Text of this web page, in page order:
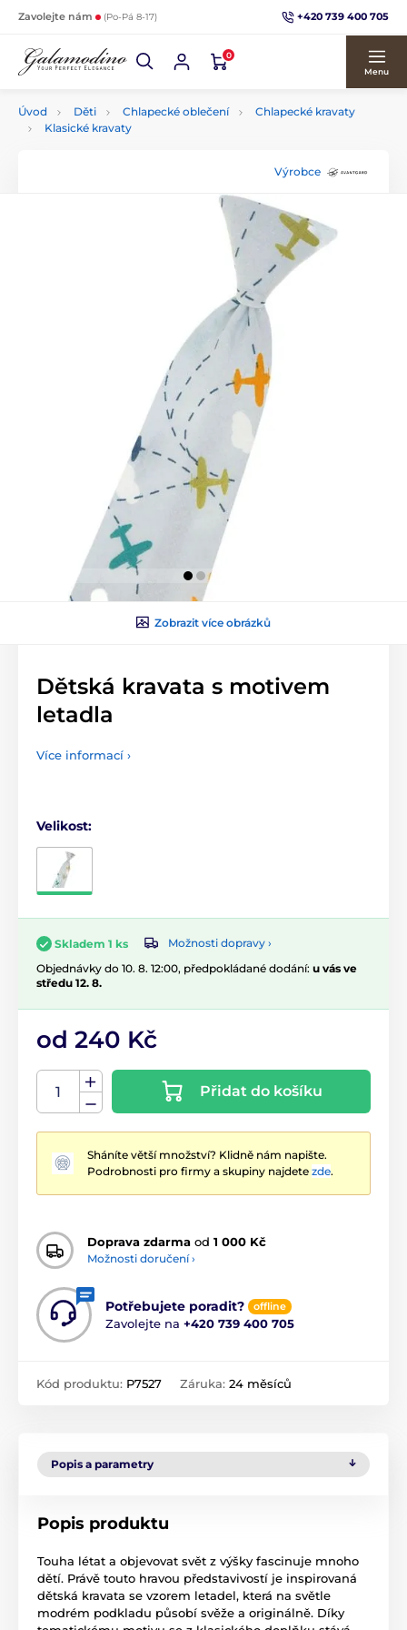
Zavolejte nám (Po-Pá 8-17) +420 739 400 705
0
Menu
Úvod Děti Chlapecké oblečení
Chlapecké kravaty
Klasické kravaty
Výrobce
Zobrazit více obrázků
Dětská kravata s motivem
letadla
Více informací ›
Velikost:
Skladem 1 ks
Možnosti dopravy ›
Objednávky do 10. 8. 12:00, předpokládané dodání: u vás ve
středu 12. 8.
od 240 Kč
Přidat do košíku
Sháníte větší množství? Klidně nám napište.
Podrobnosti pro firmy a skupiny najdete zde.
Doprava zdarma od 1 000 Kč
Možnosti doručení ›
Potřebujete poradit? offline
Zavolejte na +420 739 400 705
Kód produktu: P7527 Záruka: 24 měsíců
Popis a parametry
Popis produktu
Touha létat a objevovat svět z výšky fascinuje mnoho
dětí. Právě touto hravou představivostí je inspirovaná
dětská kravata se vzorem letadel, která na světle
modrém podkladu působí svěže a originálně. Díky